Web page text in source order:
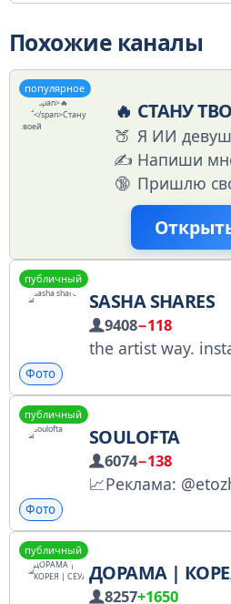
Похожие каналы
популярное
🔥 СТАНУ
🍑 Я ИИ
✍️ Напиши
🔞 Пришлю
публичный
SASHA SHARES
9408−118
Фото
публичный
SOULOFTA
6074−138
Фото
публичный
ДОРАМА |
8257+1650